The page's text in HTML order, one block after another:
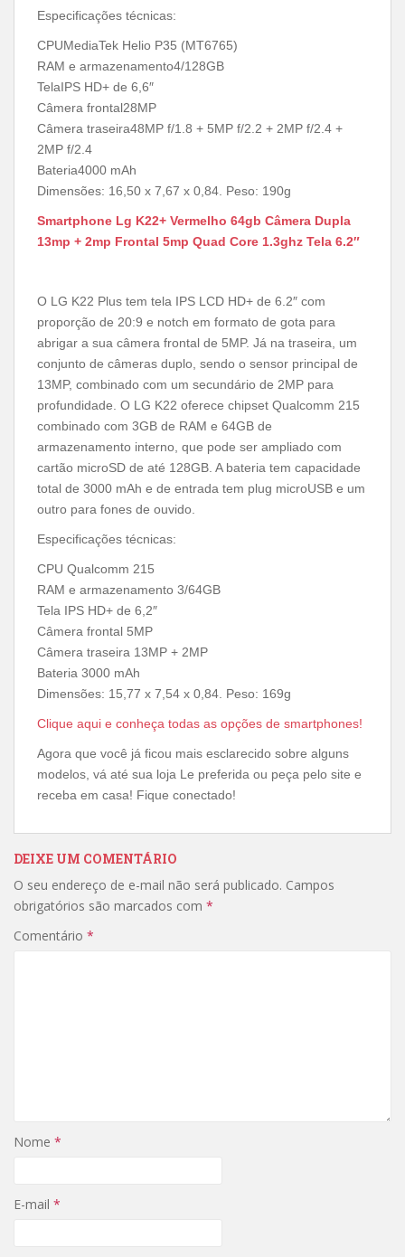
Especificações técnicas:
CPUMediaTek Helio P35 (MT6765)
RAM e armazenamento4/128GB
TelaIPS HD+ de 6,6″
Câmera frontal28MP
Câmera traseira48MP f/1.8 + 5MP f/2.2 + 2MP f/2.4 +
2MP f/2.4
Bateria4000 mAh
Dimensões: 16,50 x 7,67 x 0,84. Peso: 190g
Smartphone Lg K22+ Vermelho 64gb Câmera Dupla
13mp + 2mp Frontal 5mp Quad Core 1.3ghz Tela 6.2″
O LG K22 Plus tem tela IPS LCD HD+ de 6.2″ com
proporção de 20:9 e notch em formato de gota para
abrigar a sua câmera frontal de 5MP. Já na traseira, um
conjunto de câmeras duplo, sendo o sensor principal de
13MP, combinado com um secundário de 2MP para
profundidade. O LG K22 oferece chipset Qualcomm 215
combinado com 3GB de RAM e 64GB de
armazenamento interno, que pode ser ampliado com
cartão microSD de até 128GB. A bateria tem capacidade
total de 3000 mAh e de entrada tem plug microUSB e um
outro para fones de ouvido.
Especificações técnicas:
CPU Qualcomm 215
RAM e armazenamento 3/64GB
Tela IPS HD+ de 6,2″
Câmera frontal 5MP
Câmera traseira 13MP + 2MP
Bateria 3000 mAh
Dimensões: 15,77 x 7,54 x 0,84. Peso: 169g
Clique aqui e conheça todas as opções de smartphones!
Agora que você já ficou mais esclarecido sobre alguns
modelos, vá até sua loja Le preferida ou peça pelo site e
receba em casa! Fique conectado!
DEIXE UM COMENTÁRIO
O seu endereço de e-mail não será publicado. Campos
obrigatórios são marcados com *
Comentário *
Nome *
E-mail *